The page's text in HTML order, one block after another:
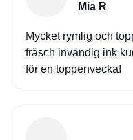
Mia R
Mycket rymlig och
fräsch invändig ink
för en toppenvecka!